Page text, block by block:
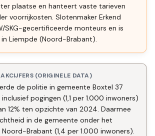
plaatse en hanteert vaste tarieven
voorrijkosten. Slotenmaker Erkend
SKG-gecertificeerde monteurs en is
Liempde (Noord-Brabant).
(ORIGINELE DATA)
de politie in gemeente Boxtel 37
pogingen (1,1 per 1.000 inwoners)
12% ten opzichte van 2024. Daarmee
in de gemeente onder het
Brabant (1,4 per 1.000 inwoners).